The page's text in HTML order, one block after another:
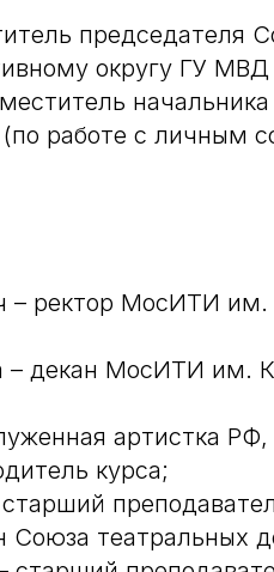
председателя
округу ГУ МВД
работе с личным
ректор МосИТИ им.
– декан МосИТИ им.
артистка
курса;
театральных